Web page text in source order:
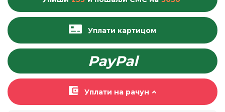
Уплати на рачун
Уплати картицом
PayPal